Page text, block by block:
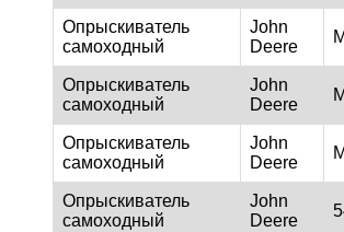
Опрыскиватель
самоходный
John
Deere
Опрыскиватель
самоходный
John
Deere
Опрыскиватель
самоходный
John
Deere
Опрыскиватель
самоходный
John
Deere